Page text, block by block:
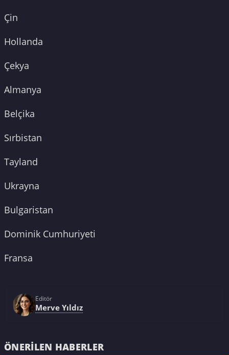
Çin
Hollanda
Çekya
Almanya
Belçika
Sırbistan
Tayland
Ukrayna
Bulgaristan
Dominik Cumhuriyeti
Fransa
Editör
Merve Yıldız
ÖNERILEN HABERLER